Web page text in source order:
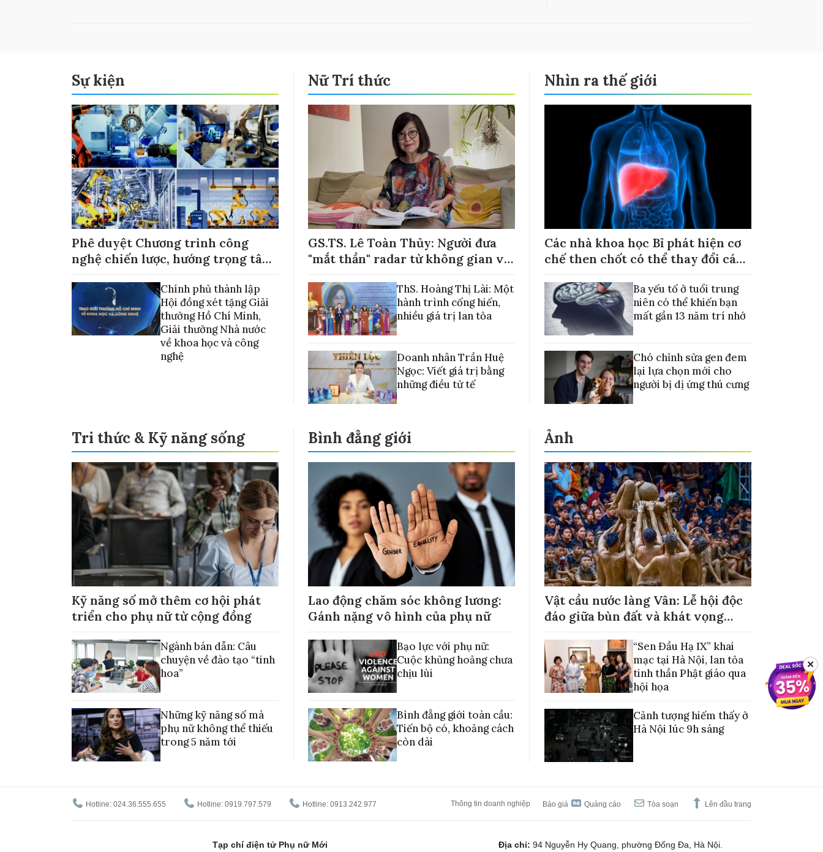
Sự kiện
Phê duyệt Chương trình công
nghệ chiến lược, hướng trọng tâm
Chính phủ thành lập
Hội đồng xét tặng Giải
thưởng Hồ Chí Minh,
Giải thưởng Nhà nước
về khoa học và công
nghệ
Nữ Trí thức
GS.TS. Lê Toàn Thủy: Người đưa
"mắt thần" radar từ không gian về
ThS. Hoàng Thị Lài: Một
hành trình cống hiến,
nhiều giá trị lan tỏa
Doanh nhân Trần Huệ
Ngọc: Viết giá trị bằng
những điều tử tế
Nhìn ra thế giới
Các nhà khoa học Bỉ phát hiện cơ
chế then chốt có thể thay đổi cách
Ba yếu tố ở tuổi trung
niên có thể khiến bạn
mất gần 13 năm trí nhớ
Chó chỉnh sửa gen đem
lại lựa chọn mới cho
người bị dị ứng thú cưng
Tri thức & Kỹ năng sống
Kỹ năng số mở thêm cơ hội phát
triển cho phụ nữ từ cộng đồng
Ngành bán dẫn: Câu
chuyện về đào tạo “tinh
hoa”
Những kỹ năng số mà
phụ nữ không thể thiếu
trong 5 năm tới
Bình đẳng giới
Lao động chăm sóc không lương:
Gánh nặng vô hình của phụ nữ
Bạo lực với phụ nữ:
Cuộc khủng hoảng chưa
chịu lùi
Bình đẳng giới toàn cầu:
Tiến bộ có, khoảng cách
còn dài
Ảnh
Vật cầu nước làng Vân: Lễ hội độc
đáo giữa bùn đất và khát vọng
“Sen Đầu Hạ IX” khai
mạc tại Hà Nội, lan tỏa
tinh thần Phật giáo qua
hội họa
Cảnh tượng hiếm thấy ở
Hà Nội lúc 9h sáng
Hotline: 024.36.555.655 Hotline: 0919.797.579 Hotline: 0913.242.977 Thông tin doanh nghiệp Báo giá Quảng cáo Tòa soạn Lên đầu trang
Tạp chí điện tử Phụ nữ Mới
Địa chỉ: 94 Nguyễn Hy Quang, phường Đống Đa, Hà Nội.
✕